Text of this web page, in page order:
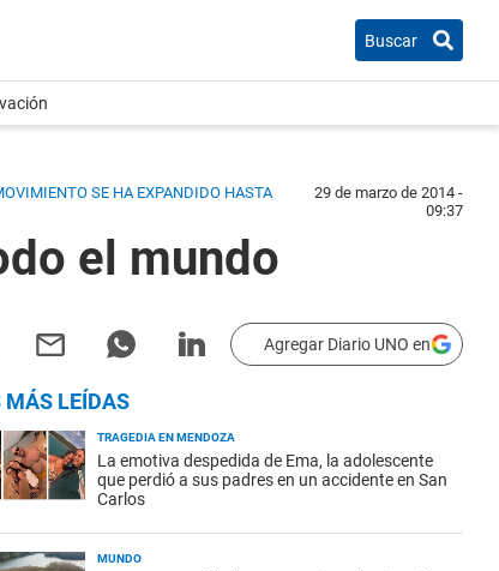
Buscar
SE HA EXPANDIDO HASTA
29 de marzo de 2014 -
09:37
el mundo
Agregar Diario UNO en
MÁS LEÍDAS
TRAGEDIA EN MENDOZA
La emotiva despedida de Ema, la adolescente
que perdió a sus padres en un accidente en San
Carlos
MUNDO